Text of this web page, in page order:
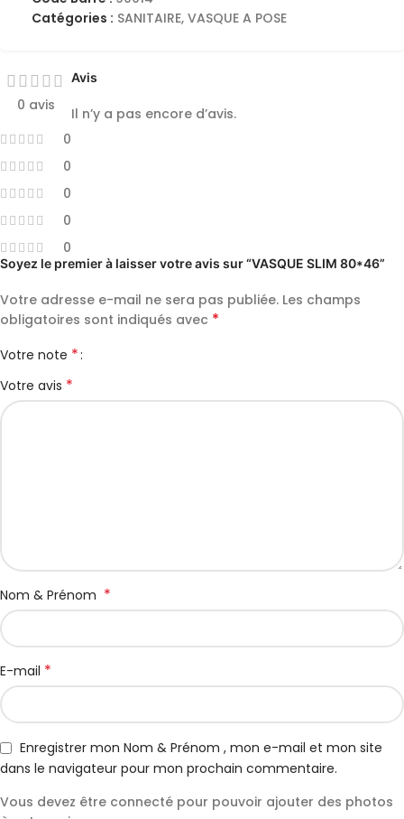
Catégories : SANITAIRE, VASQUE A POSE
0 avis
0
0
0
0
0
Avis
Il n’y a pas encore d’avis.
Soyez le premier à laisser votre avis sur “VASQUE SLIM 80*46”
Votre adresse e-mail ne sera pas publiée. Les champs
obligatoires sont indiqués avec *
Votre note *
Votre avis *
Nom & Prénom *
E-mail *
Enregistrer mon Nom & Prénom , mon e-mail et mon site
dans le navigateur pour mon prochain commentaire.
Vous devez être connecté pour pouvoir ajouter des photos